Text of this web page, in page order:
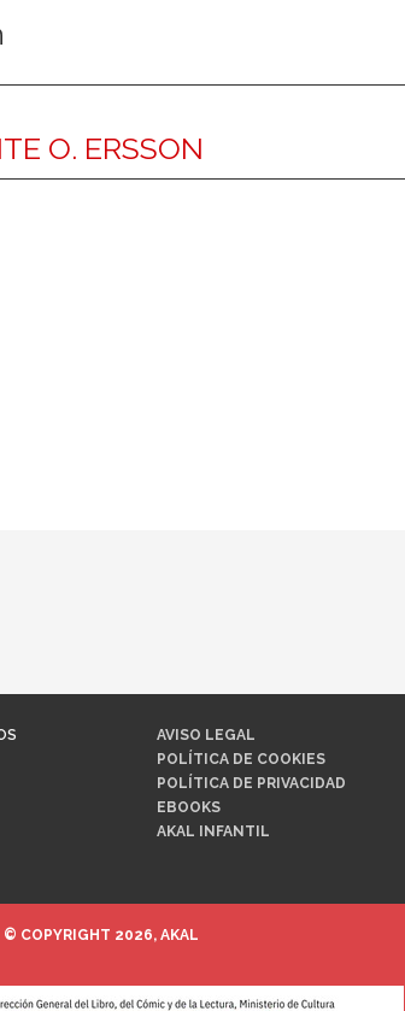
O. ERSSON
AVISO LEGAL
POLÍTICA DE COOKIES
POLÍTICA DE PRIVACIDAD
EBOOKS
AKAL INFANTIL
© COPYRIGHT 2026, AKAL